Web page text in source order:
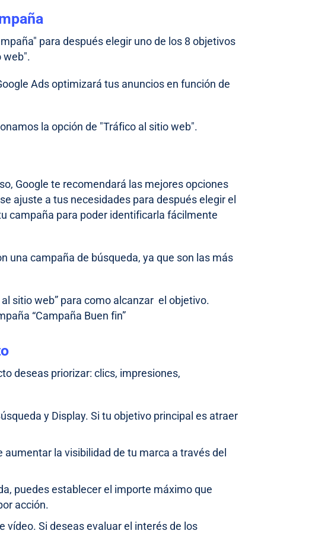
para después elegir uno de los 8 objetivos
web".
Ads optimizará tus anuncios en función de
la opción de "Tráfico al sitio web".
Google te recomendará las mejores opciones
ajuste a tus necesidades para después elegir el
campaña para poder identificarla fácilmente
una campaña de búsqueda, ya que son las más
sitio web” para como alcanzar el objetivo.
“Campaña Buen fin”
deseas priorizar: clics, impresiones,
y Display. Si tu objetivo principal es atraer
la visibilidad de tu marca a través del
puedes establecer el importe máximo que
acción.
vídeo. Si deseas evaluar el interés de los